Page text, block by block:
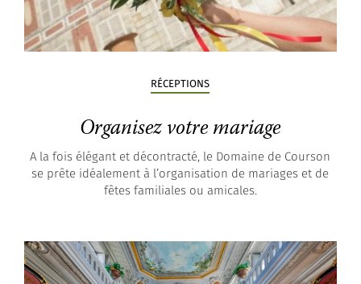
RÉCEPTIONS
Organisez votre mariage
A la fois élégant et décontracté, le Domaine de Courson
se prête idéalement à l’organisation de mariages et de
fêtes familiales ou amicales.